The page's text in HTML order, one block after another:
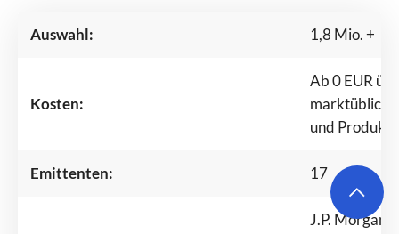
Auswahl: 1,8 Mio. +
Kosten:
Ab 0 EUR
und
Emittenten: 17
J.P. Morgan,